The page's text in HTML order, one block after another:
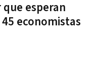
esperan
economistas